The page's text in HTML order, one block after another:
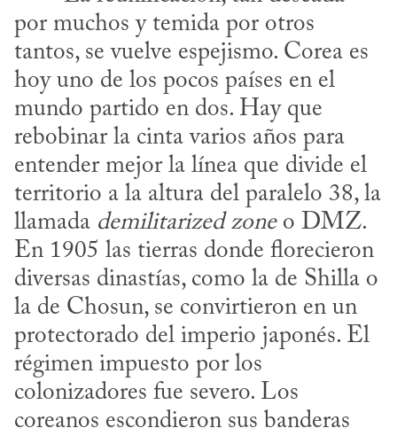
por muchos y temida por otros
tantos, se vuelve espejismo. Corea es
hoy uno de los pocos países en el
mundo partido en dos. Hay que
rebobinar la cinta varios años para
entender mejor la línea que divide el
territorio a la altura del paralelo 38, la
llamada demilitarized zone o DMZ.
En 1905 las tierras donde florecieron
diversas dinastías, como la de Shilla o
la de Chosun, se convirtieron en un
protectorado del imperio japonés. El
régimen impuesto por los
colonizadores fue severo. Los
coreanos escondieron sus banderas